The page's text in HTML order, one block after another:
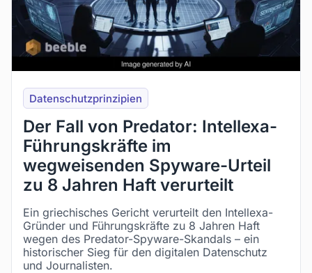
Datenschutzprinzipien
Der Fall von Predator: Intellexa-
Führungskräfte im
wegweisenden Spyware-Urteil
zu 8 Jahren Haft verurteilt
Ein griechisches Gericht verurteilt den Intellexa-
Gründer und Führungskräfte zu 8 Jahren Haft
wegen des Predator-Spyware-Skandals – ein
historischer Sieg für den digitalen Datenschutz
und Journalisten.